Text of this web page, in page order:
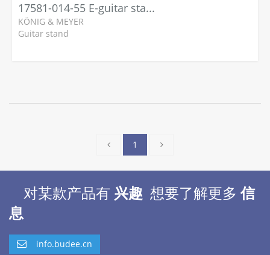
17581-014-55 E-guitar stand »Heli 2«
KÖNIG & MEYER
Guitar stand
1
对某款产品有 兴趣 想要了解更多信
息
info.budee.cn